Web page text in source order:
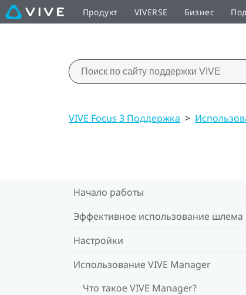
Продукт VIVERSE Бизнес
VIVE Focus 3 Поддержка >
Начало работы
Эффективное использование шлема
Настройки
Использование VIVE Manager
Что такое VIVE Manager?